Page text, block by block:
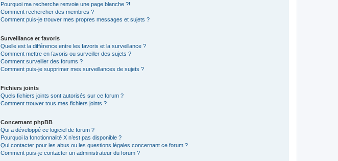
Pourquoi ma recherche renvoie une page blanche ?!
Comment rechercher des membres ?
Comment puis-je trouver mes propres messages et sujets ?
Surveillance et favoris
Quelle est la différence entre les favoris et la surveillance ?
Comment mettre en favoris ou surveiller des sujets ?
Comment surveiller des forums ?
Comment puis-je supprimer mes surveillances de sujets ?
Fichiers joints
Quels fichiers joints sont autorisés sur ce forum ?
Comment trouver tous mes fichiers joints ?
Concernant phpBB
Qui a développé ce logiciel de forum ?
Pourquoi la fonctionnalité X n’est pas disponible ?
Qui contacter pour les abus ou les questions légales concernant ce forum ?
Comment puis-je contacter un administrateur du forum ?